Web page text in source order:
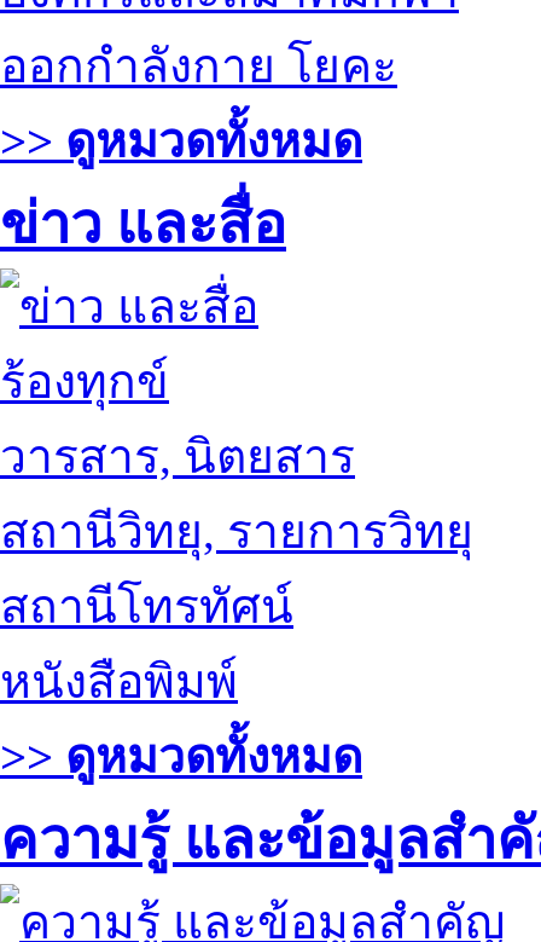
ออกกำลังกาย โยคะ
>> ดูหมวดทั้งหมด
ข่าว และสื่อ
ร้องทุกข์
วารสาร, นิตยสาร
สถานีวิทยุ, รายการวิทยุ
สถานีโทรทัศน์
หนังสือพิมพ์
>> ดูหมวดทั้งหมด
ความรู้ และข้อมูลสำ